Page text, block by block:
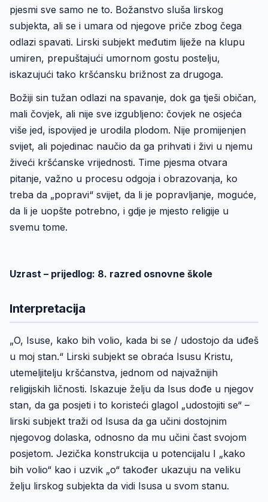
pjesmi sve samo ne to. Božanstvo sluša lirskog
subjekta, ali se i umara od njegove priče zbog čega
odlazi spavati. Lirski subjekt međutim liježe na klupu
umiren, prepuštajući umornom gostu postelju,
iskazujući tako kršćansku brižnost za drugoga.
Božiji sin tužan odlazi na spavanje, dok ga tješi običan,
mali čovjek, ali nije sve izgubljeno: čovjek ne osjeća
više jed, ispovijed je urodila plodom. Nije promijenjen
svijet, ali pojedinac naučio da ga prihvati i živi u njemu
živeći kršćanske vrijednosti. Time pjesma otvara
pitanje, važno u procesu odgoja i obrazovanja, ko
treba da „popravi“ svijet, da li je popravljanje, moguće,
da li je uopšte potrebno, i gdje je mjesto religije u
svemu tome.
Uzrast – prijedlog: 8. razred osnovne škole
Interpretacija
„O, Isuse, kako bih volio, kada bi se / udostojo da uđeš
u moj stan.“ Lirski subjekt se obraća Isusu Kristu,
utemeljitelju kršćanstva, jednom od najvažnijih
religijskih ličnosti. Iskazuje želju da Isus dođe u njegov
stan, da ga posjeti i to koristeći glagol „udostojiti se“ –
lirski subjekt traži od Isusa da ga učini dostojnim
njegovog dolaska, odnosno da mu učini čast svojom
posjetom. Jezička konstrukcija u potencijalu I „kako
bih volio“ kao i uzvik „o“ također ukazuju na veliku
želju lirskog subjekta da vidi Isusa u svom stanu.